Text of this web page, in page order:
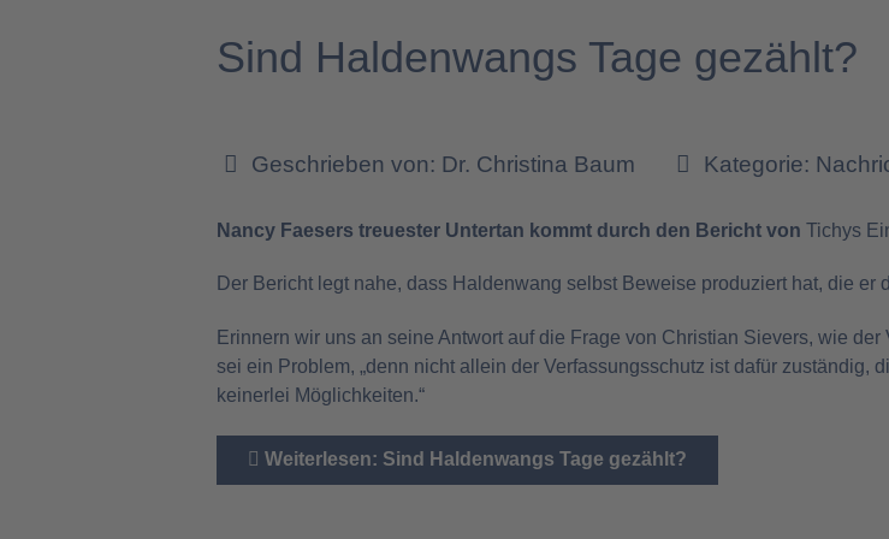
Sind Haldenwangs Tage gezählt?
Geschrieben von: Dr. Christina Baum Kategorie:
Nancy Faesers treuester Untertan kommt durch den Bericht vonTichys
Der Bericht legt nahe, dass Haldenwang selbst Beweise produziert hat, die er
Erinnern wir uns an seine Antwort auf die Frage von Christian Sievers, wie
sei ein Problem, „denn nicht allein der Verfassungsschutz ist dafür zuständig,
keinerlei Möglichkeiten.“
Weiterlesen: Sind Haldenwangs Tage gezählt?